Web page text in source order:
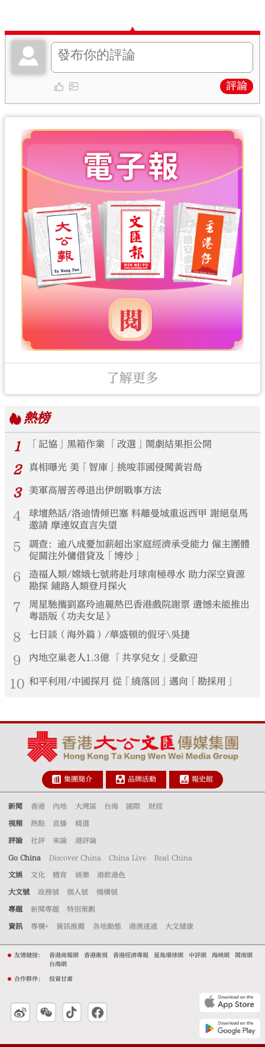
評論
了解更多
熱榜
1
「記協」黑箱作業 「改選」鬧劇結果拒公開
2 真相曝光 美「智庫」挑唆菲國侵闖黃岩島
3 美軍高層苦尋退出伊朗戰事方法
4
球壇熱話/洛迪情傾巴塞 料離曼城重返西甲 謝絕皇馬
邀請 摩連奴直言失望
5
調查：逾八成憂加薪超出家庭經濟承受能力 僱主團體
促關注外傭借貸及「博炒」
6
造福人類/嫦娥七號將赴月球南極尋水 助力深空資源
勘探 鋪路人類登月探火
7
周星馳攜劉嘉玲迪麗熱巴香港戲院謝票 遺憾未能推出
粵語版《功夫女足》
8 七日談（海外篇）/華盛頓的假牙\吳捷
9 內地空巢老人1.3億 「共享兒女」受歡迎
10 和平利用/中國探月 從「繞落回」邁向「勘採用」
集團簡介 品牌活動 報史館
新聞 香港 內地 大灣區 台海 國際 財經
視頻 熱點 直播 精選
評論 社評 來論 港評論
Go China Discover China China Live Real China
文娛 文化 體育 娛樂 港飲港色
大文號 政務號 個人號 機構號
專題 新聞專題 特別策劃
資訊 專欄+ 資訊推薦 各地動態 港澳速遞 大文健康
友情鏈接： 香港商報網 香港衛視 香港經濟導報 星島環球網 中評網 海峽網
閩南網
台海網
合作夥伴： 投資甘肅